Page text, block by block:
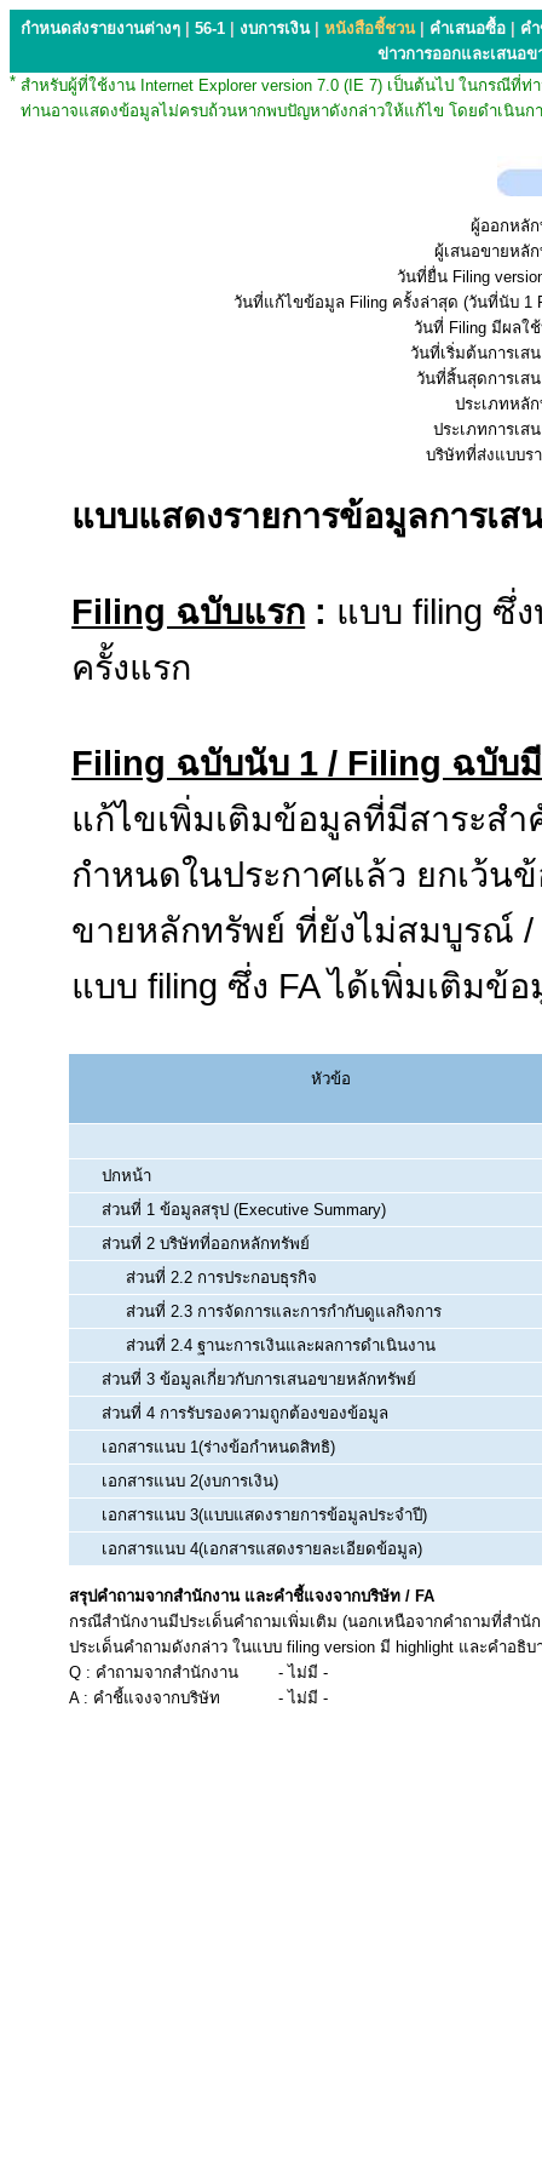
กำหนดส่งรายงานต่างๆ 56-1 งบการเงิน หนังสือชี้ชวน คำเสนอซื้อ
ค
ข่าวการออกและเสนอข
* สำหรับผู้ที่ใช้งาน Internet Explorer version 7.0 (IE 7) เป็นต้นไป ในกรณี
ท่านอาจแสดงข้อมูลไม่ครบถ้วนหากพบปัญหาดังกล่าวให้แก้ไข โดยดำเนินก
ผู้ออกหลั
ผู้เสนอขายหลั
วันที่ยื่น Filing
วันที่แก้ไขข้อมูล Filing ครั้งล่าสุด (วันที่นับ 1
วันที่ Filing มีผลใ
วันที่เริ่มต้นการเส
วันที่สิ้นสุดการเส
ประเภทหลั
ประเภทการเส
บริษัทที่ส่งแบบร
แบบแสดงรายการข้อมูลการเ
Filing ฉบับแรก : แบบ filing ซึ่ง
ครั้งแรก
Filing ฉบับนับ 1 / Filing ฉบับ
แก้ไขเพิ่มเติมข้อมูลที่มีสาระส
กำหนดในประกาศแล้ว ยกเว้น
ขายหลักทรัพย์ ที่ยังไม่สมบูรณ์
แบบ filing ซึ่ง FA ได้เพิ่มเติมข้
หัวข้อ
ปกหน้า
ส่วนที่ 1 ข้อมูลสรุป (Executive Summary)
ส่วนที่ 2 บริษัทที่ออกหลักทรัพย์
ส่วนที่ 2.2 การประกอบธุรกิจ
ส่วนที่ 2.3 การจัดการและการกำกับดูแลกิจการ
ส่วนที่ 2.4 ฐานะการเงินและผลการดำเนินงาน
ส่วนที่ 3 ข้อมูลเกี่ยวกับการเสนอขายหลักทรัพย์
ส่วนที่ 4 การรับรองความถูกต้องของข้อมูล
เอกสารแนบ 1(ร่างข้อกำหนดสิทธิ)
เอกสารแนบ 2(งบการเงิน)
เอกสารแนบ 3(แบบแสดงรายการข้อมูลประจำปี)
เอกสารแนบ 4(เอกสารแสดงรายละเอียดข้อมูล)
สรุปคำถามจากสำนักงาน และคำชี้แจงจากบริษัท / FA
กรณีสำนักงานมีประเด็นคำถามเพิ่มเติม (นอกเหนือจากคำถามที่สำ
ประเด็นคำถามดังกล่าว ในแบบ filing version มี highlight และคำอธิ
Q : คำถามจากสำนักงาน
- ไม่มี -
A : คำชี้แจงจากบริษัท
- ไม่มี -